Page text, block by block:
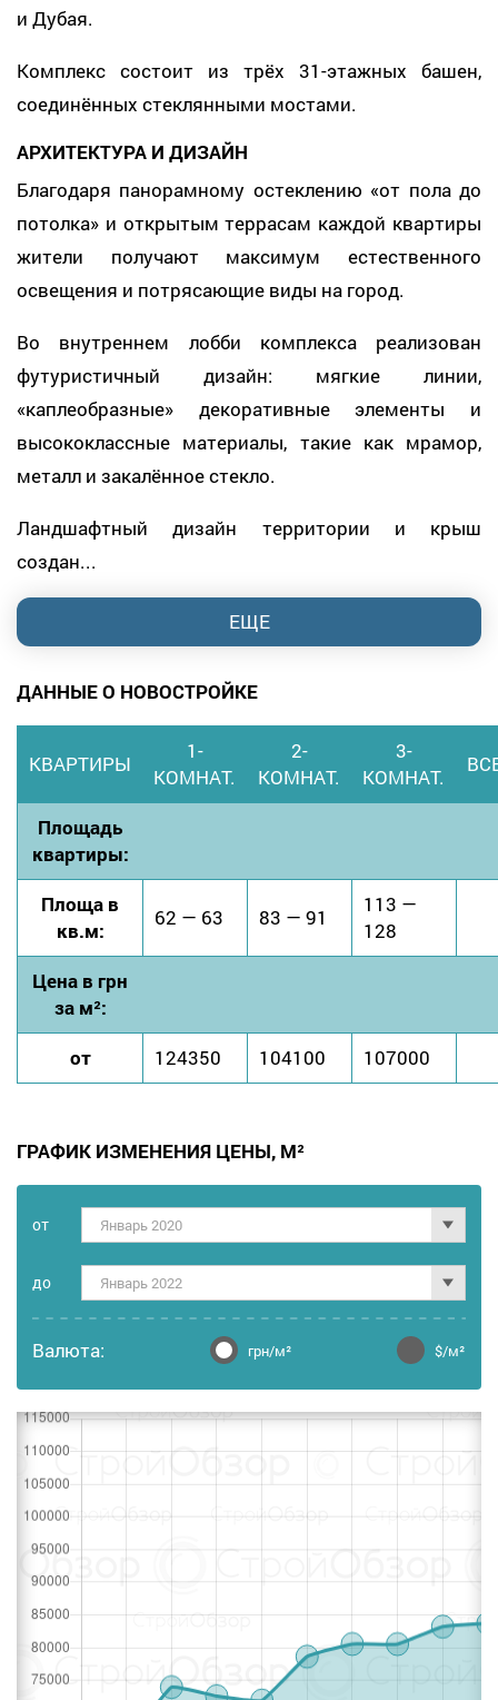
и Дубая.
Комплекс состоит из трёх 31-этажных башен,
соединённых стеклянными мостами.
АРХИТЕКТУРА И ДИЗАЙН
Благодаря панорамному остеклению «от пола до
потолка» и открытым террасам каждой квартиры
жители получают максимум естественного
освещения и потрясающие виды на город.
Во внутреннем лобби комплекса реализован
футуристичный дизайн: мягкие линии,
«каплеобразные» декоративные элементы и
высококлассные материалы, такие как мрамор,
металл и закалённое стекло.
Ландшафтный дизайн территории и крыш
создан...
ЕЩЕ
ДАННЫЕ О НОВОСТРОЙКЕ
КВАРТИРЫ
1-
КОМНАТ.
2-
КОМНАТ.
3-
КОМНАТ.
Площадь
квартиры:
Площа в
кв.м:
62 — 63 83 — 91
113 —
128
Цена в грн
за м²:
от
124350 104100 107000
ГРАФИК ИЗМЕНЕНИЯ ЦЕНЫ, М²
от Январь 2020
дo Январь 2022
Валюта: грн/м² $/м²